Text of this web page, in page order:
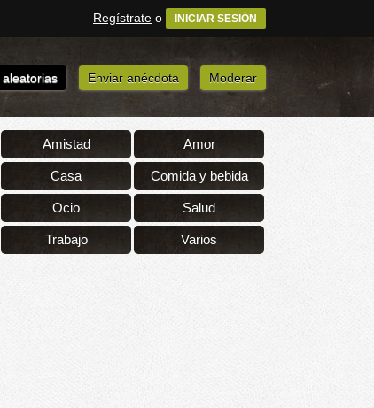
Regístrate o INICIAR SESIÓN
Enviar anécdota Moderar
Amistad Amor
Casa Comida y bebida
Ocio Salud
Trabajo Varios